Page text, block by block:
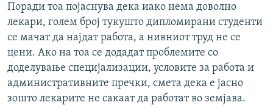
Поради тоа појаснува дека иако нема доволно
лекари, голем број тукушто дипломирани студенти
се мачат да најдат работа, а нивниот труд не се
цени. Ако на тоа се додадат проблемите со
доделување специјализации, условите за работа и
административните пречки, смета дека е јасно
зошто лекарите не сакаат да работат во земјава.